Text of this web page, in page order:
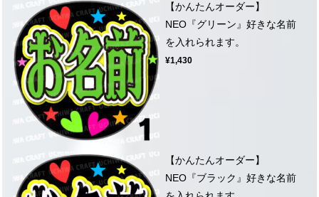
【かんたんオーダー】
NEO『グリーン』好きな名前
を入れられます。
¥1,430
【かんたんオーダー】
NEO『ブラック』好きな名前